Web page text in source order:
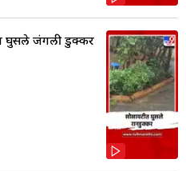
घुसले जंगली डुक्कर